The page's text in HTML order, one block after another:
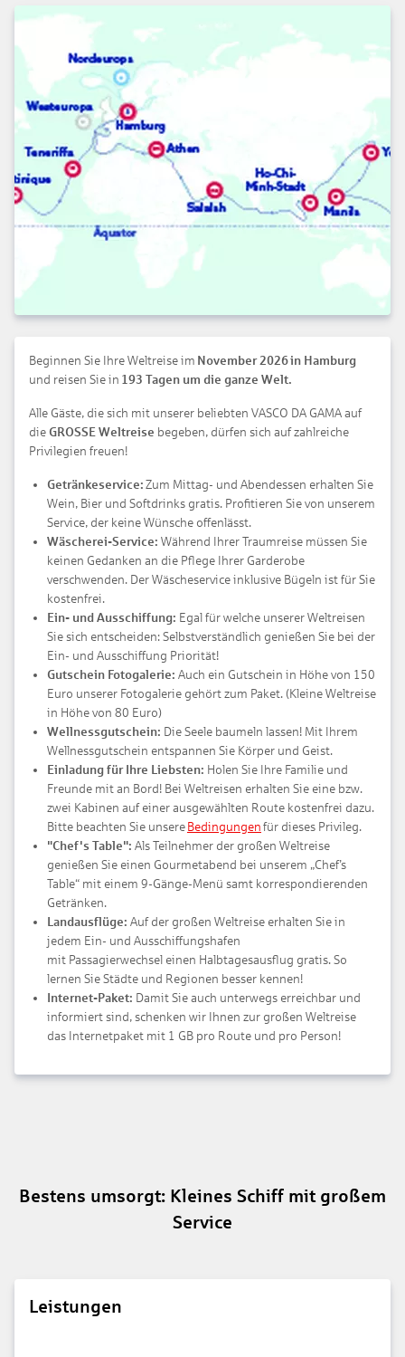
Beginnen Sie Ihre Weltreise im November 2026 in Hamburg
und reisen Sie in 193 Tagen um die ganze Welt.
Alle Gäste, die sich mit unserer beliebten VASCO DA GAMA auf
die GROSSE Weltreise begeben, dürfen sich auf zahlreiche
Privilegien freuen!
Getränkeservice: Zum Mittag- und Abendessen erhalten Sie
Wein, Bier und Softdrinks gratis. Profitieren Sie von unserem
Service, der keine Wünsche offenlässt.
Wäscherei-Service: Während Ihrer Traumreise müssen Sie
keinen Gedanken an die Pflege Ihrer Garderobe
verschwenden. Der Wäscheservice inklusive Bügeln ist für Sie
kostenfrei.
Ein- und Ausschiffung: Egal für welche unserer Weltreisen
Sie sich entscheiden: Selbstverständlich genießen Sie bei der
Ein- und Ausschiffung Priorität!
Gutschein Fotogalerie: Auch ein Gutschein in Höhe von 150
Euro unserer Fotogalerie gehört zum Paket. (Kleine Weltreise
in Höhe von 80 Euro)
Wellnessgutschein: Die Seele baumeln lassen! Mit Ihrem
Wellnessgutschein entspannen Sie Körper und Geist.
Einladung für Ihre Liebsten: Holen Sie Ihre Familie und
Freunde mit an Bord! Bei Weltreisen erhalten Sie eine bzw.
zwei Kabinen auf einer ausgewählten Route kostenfrei dazu.
Bitte beachten Sie unsere Bedingungen für dieses Privileg.
"Chef's Table": Als Teilnehmer der großen Weltreise
genießen Sie einen Gourmetabend bei unserem „Chef’s
Table“ mit einem 9-Gänge-Menü samt korrespondierenden
Getränken.
Landausflüge: Auf der großen Weltreise erhalten Sie in
jedem Ein- und Ausschiffungshafen
mit Passagierwechsel einen Halbtagesausflug gratis. So
lernen Sie Städte und Regionen besser kennen!
Internet-Paket: Damit Sie auch unterwegs erreichbar und
informiert sind, schenken wir Ihnen zur großen Weltreise
das Internetpaket mit 1 GB pro Route und pro Person!
Bestens umsorgt: Kleines Schiff mit großem
Service
Leistungen